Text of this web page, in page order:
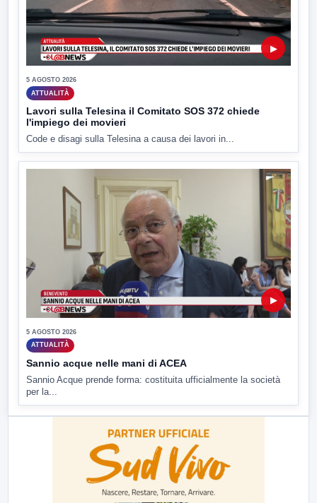
▶
5 AGOSTO 2026
ATTUALITÀ
Lavori sulla Telesina il Comitato SOS 372 chiede
l'impiego dei movieri
Code e disagi sulla Telesina a causa dei lavori in...
▶
5 AGOSTO 2026
ATTUALITÀ
Sannio acque nelle mani di ACEA
Sannio Acque prende forma: costituita ufficialmente la società
per la...